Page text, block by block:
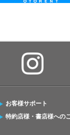
お客様サポート
特約店様・書店様への